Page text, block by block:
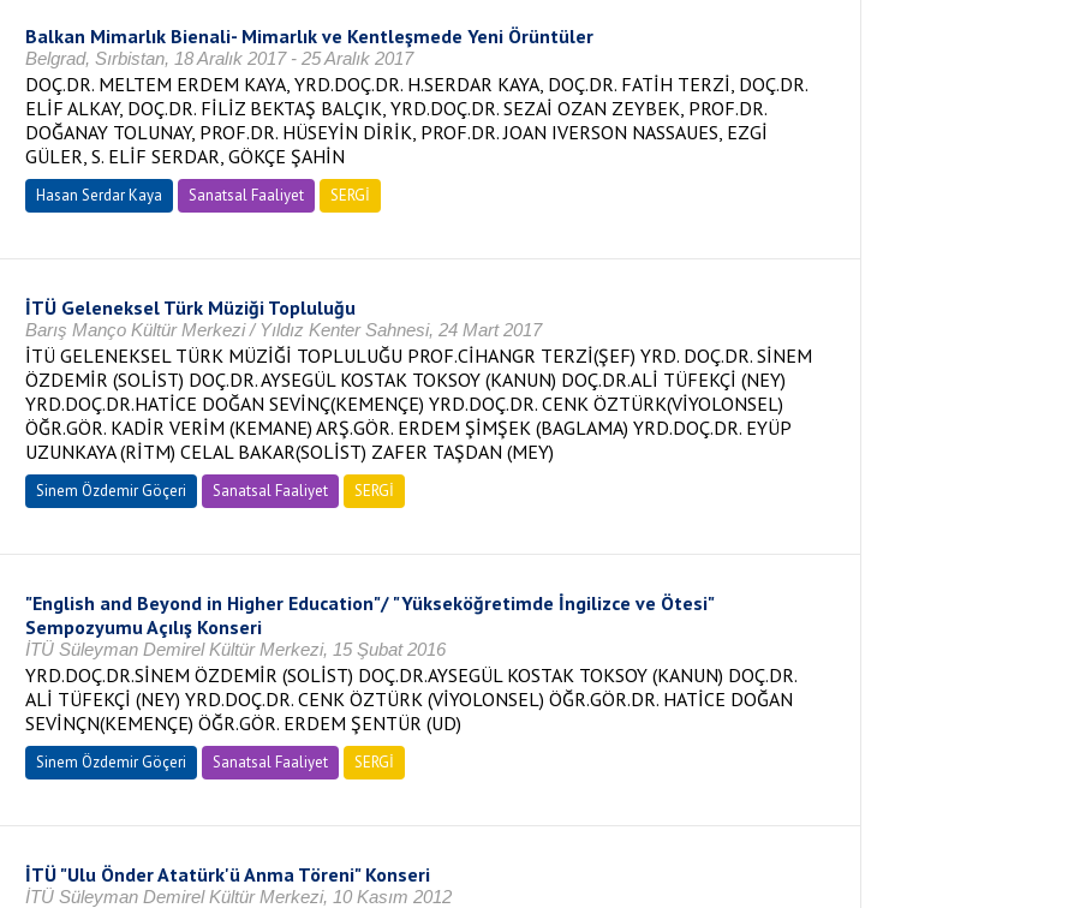
Balkan Mimarlık Bienali- Mimarlık ve Kentleşmede Yeni Örüntüler
Belgrad, Sırbistan, 18 Aralık 2017 - 25 Aralık 2017
DOÇ.DR. MELTEM ERDEM KAYA, YRD.DOÇ.DR. H.SERDAR KAYA, DOÇ.DR. FATİH TERZİ, DOÇ.DR.
ELİF ALKAY, DOÇ.DR. FİLİZ BEKTAŞ BALÇIK, YRD.DOÇ.DR. SEZAİ OZAN ZEYBEK, PROF.DR.
DOĞANAY TOLUNAY, PROF.DR. HÜSEYİN DİRİK, PROF.DR. JOAN IVERSON NASSAUES, EZGİ
GÜLER, S. ELİF SERDAR, GÖKÇE ŞAHİN
Hasan Serdar Kaya Sanatsal Faaliyet SERGİ
İTÜ Geleneksel Türk Müziği Topluluğu
Barış Manço Kültür Merkezi / Yıldız Kenter Sahnesi, 24 Mart 2017
İTÜ GELENEKSEL TÜRK MÜZİĞİ TOPLULUĞU PROF.CİHANGR TERZİ(ŞEF) YRD. DOÇ.DR. SİNEM
ÖZDEMİR (SOLİST) DOÇ.DR. AYSEGÜL KOSTAK TOKSOY (KANUN) DOÇ.DR.ALİ TÜFEKÇİ (NEY)
YRD.DOÇ.DR.HATİCE DOĞAN SEVİNÇ(KEMENÇE) YRD.DOÇ.DR. CENK ÖZTÜRK(VİYOLONSEL)
ÖĞR.GÖR. KADİR VERİM (KEMANE) ARŞ.GÖR. ERDEM ŞİMŞEK (BAGLAMA) YRD.DOÇ.DR. EYÜP
UZUNKAYA (RİTM) CELAL BAKAR(SOLİST) ZAFER TAŞDAN (MEY)
Sinem Özdemir Göçeri Sanatsal Faaliyet SERGİ
"English and Beyond in Higher Education"/ "Yükseköğretimde İngilizce ve Ötesi"
Sempozyumu Açılış Konseri
İTÜ Süleyman Demirel Kültür Merkezi, 15 Şubat 2016
YRD.DOÇ.DR.SİNEM ÖZDEMİR (SOLİST) DOÇ.DR.AYSEGÜL KOSTAK TOKSOY (KANUN) DOÇ.DR.
ALİ TÜFEKÇİ (NEY) YRD.DOÇ.DR. CENK ÖZTÜRK (VİYOLONSEL) ÖĞR.GÖR.DR. HATİCE DOĞAN
SEVİNÇN(KEMENÇE) ÖĞR.GÖR. ERDEM ŞENTÜR (UD)
Sinem Özdemir Göçeri Sanatsal Faaliyet SERGİ
İTÜ "Ulu Önder Atatürk'ü Anma Töreni" Konseri
İTÜ Süleyman Demirel Kültür Merkezi, 10 Kasım 2012